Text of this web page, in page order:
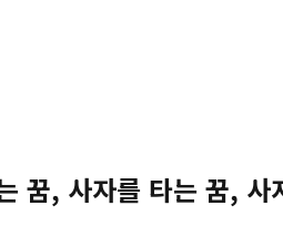
꿈, 사자를 타는 꿈, 사